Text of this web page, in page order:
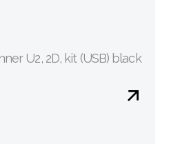
U2, 2D, kit (USB) black